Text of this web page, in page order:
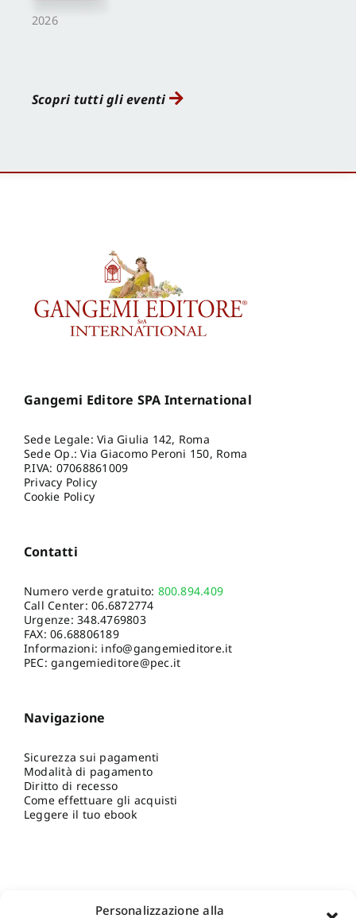
Personalizzazione alla
2026
Scopri tutti gli eventi
Gangemi Editore SPA International
Sede Legale: Via Giulia 142, Roma
Sede Op.: Via Giacomo Peroni 150, Roma
P.IVA: 07068861009
Privacy Policy
Cookie Policy
Contatti
Numero verde gratuito: 800.894.409
Call Center:06.6872774
Urgenze:348.4769803
FAX: 06.68806189
Informazioni: info@gangemieditore.it
PEC: gangemieditore@pec.it
Navigazione
Sicurezza sui pagamenti
Modalità di pagamento
Diritto di recesso
Come effettuare gli acquisti
Leggere il tuo ebook